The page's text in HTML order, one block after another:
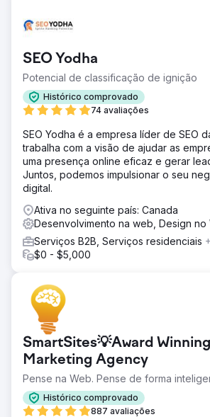
SEO Yodha
Potencial de classificação de ignição
Histórico comprovado
74 avaliações
SEO Yodha é a empresa líder de SEO
trabalha com a visão de ajudar as
uma presença online eficaz e gerar
Juntos, podemos impulsionar o seu
digital.
Ativa no seguinte país: Canada
Desenvolvimento na web, Design no
Serviços B2B, Serviços residenciais
$0 - $5,000
SmartSites💡Award
Marketing Agency
Pense na Web. Pense de forma
Histórico comprovado
887 avaliações